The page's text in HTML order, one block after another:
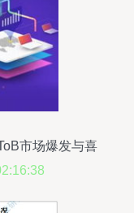
市场爆发与喜